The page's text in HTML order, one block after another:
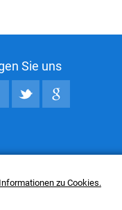
zu Cookies.
Sie uns